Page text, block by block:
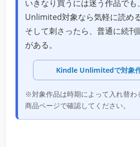
いきなり買うには迷う作品で
Unlimited対象なら気軽に読める
そして刺さったら、普通に続刊
がある。
Kindle Unlimitedで対象
※対象作品は時期によって入れ替わ
商品ページで確認してください。